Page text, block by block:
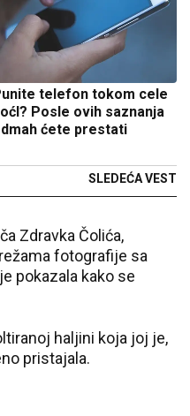
telefon tokom cele
Posle ovih saznanja
ćete prestati
SLEDEĆA VEST
Zdravka Čolića,
fotografije sa
pokazala kako se
haljini koja joj je,
pristajala.